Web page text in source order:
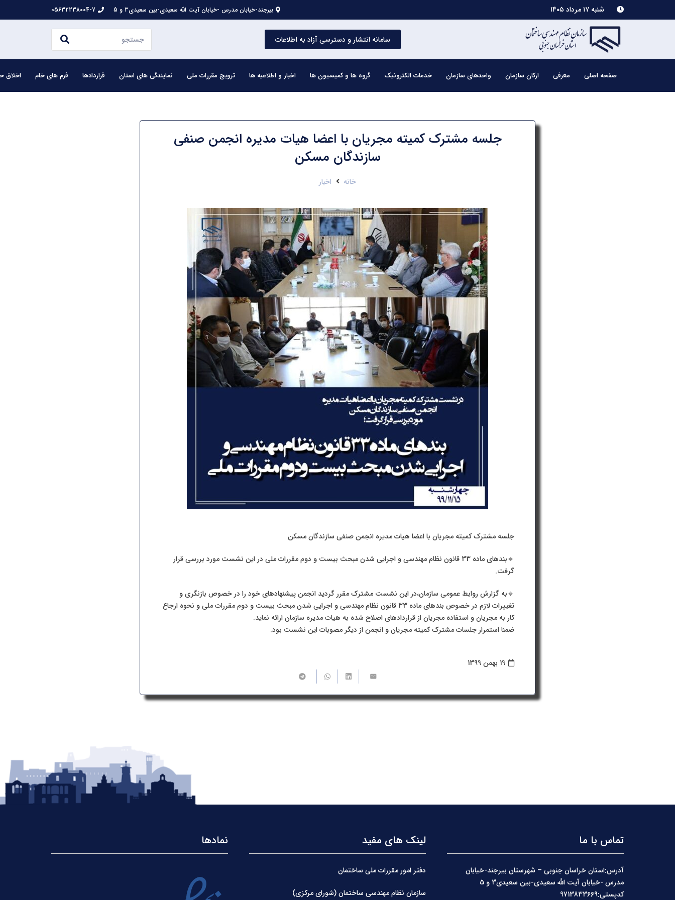
شنبه ۱۷ مرداد ۱۴۰۵ بیرجند-خیابان مدرس -خیابان آیت الله سعیدی-بین سعیدی3 و 5 05632238004-7
سامانه انتشار و دسترسی آزاد به اطلاعات
صفحه اصلی معرفی ارکان سازمان واحدهای سازمان خدمات الکترونیک گروه ها و کمیسیون ها اخبار و اطلاعیه ها ترویج مقررات ملی نمایندگی های استان قراردادها فرم های خام اخلاق
جلسه مشترک کمیته مجریان با اعضا هیات مدیره انجمن صنفی
سازندگان مسکن
خانه اخبار
جلسه مشترک کمیته مجریان با اعضا هیات مدیره انجمن صنفی سازندگان مسکن
🔹بندهای ماده 33 قانون نظام مهندسی و اجرایی شدن مبحث بیست و دوم مقررات ملی در این نشست مورد بررسی قرار
گرفت.
🔹به گزارش روابط عمومی سازمان،در این نشست مشترک مقرر گردید انجمن پیشنهادهای خود را در خصوص بازنگری و
تغییرات لازم در خصوص بندهای ماده 33 قانون نظام مهندسی و اجرایی شدن مبحث بیست و دوم مقررات ملی و نحوه ارجاع
کار به مجریان و استفاده مجریان از قراردادهای اصلاح شده به هیات مدیره سازمان ارائه نماید.
ضمنا استمرار جلسات مشترک کمیته مجریان و انجمن از دیگر مصوبات این نشست بود.
19 بهمن 1399
تماس با ما
آدرس:استان خراسان جنوبی – شهرستان بیرجند-خیابان
کدپستی:9713833669
لینک های مفید
دفتر امور مقررات ملی ساختمان
سازمان نظام مهندسی ساختمان (شورای مرکزی)
نمادها